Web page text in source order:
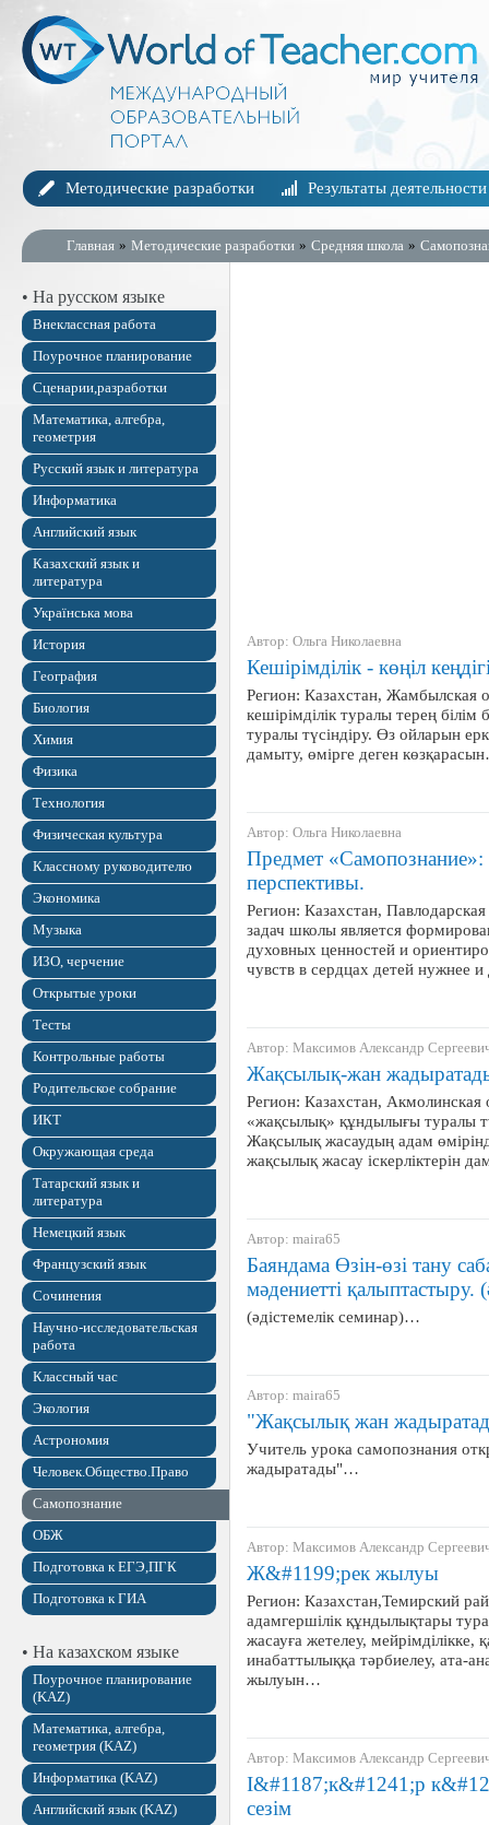
Методические разработки Результаты деятельности
Главная » Методические разработки » Средняя школа »
• На русском языке
Внеклассная работа
Поурочное планирование
Сценарии,разработки
Математика, алгебра,
геометрия
Русский язык и литература
Информатика
Английский язык
Казахский язык и
литература
Українська мова
История
География
Биология
Химия
Физика
Технология
Физическая культура
Классному руководителю
Экономика
Музыка
ИЗО, черчение
Открытые уроки
Тесты
Контрольные работы
Родительское собрание
ИКТ
Окружающая среда
Татарский язык и
литература
Немецкий язык
Французский язык
Сочинения
Научно-исследовательская
работа
Классный час
Экология
Астрономия
Человек.Общество.Право
Самопознание
ОБЖ
Подготовка к ЕГЭ,ПГК
Подготовка к ГИА
• На казахском языке
Поурочное планирование
(KAZ)
Математика, алгебра,
геометрия (KAZ)
Информатика (KAZ)
Английский язык (KAZ)
Автор: Ольга Николаевна
Кешірімділік - көңіл
Регион: Казахстан, Жамбылская
кешірімділік туралы терең
туралы түсіндіру. Өз ойларын
дамыту, өмірге деген
Автор: Ольга Николаевна
Предмет «Самопознание»:
перспективы.
Регион: Казахстан,
задач школы является
духовных ценностей и
чувств в сердцах детей нужнее
Автор: Максимов Александр
Жақсылық-жан
Регион: Казахстан,
«жақсылық» құндылығы туралы
Жақсылық жасаудың адам
жақсылық жасау іскерліктерін
Автор: maira65
Баяндама Өзін-өзі тану
мәдениетті қалыптастыру.
(әдістемелік семинар)…
Автор: maira65
"Жақсылық жан
Учитель урока самопознания
жадыратады"…
Автор: Максимов Александр
Ж&#1199;рек жылуы
Регион: Казахстан,Темирский
адамгершілік құндылықтары
жасауға жетелеу,
инабаттылыққа тәрбиелеу, ата-
жылуын…
Автор: Максимов Александр
І&#1187;к&#1241;р
сезім